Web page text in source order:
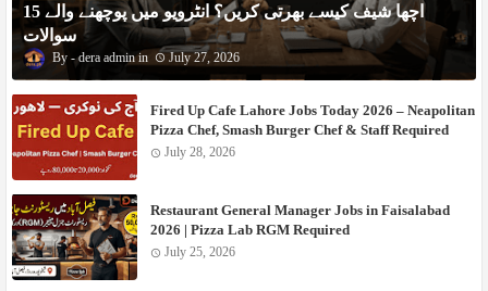
اچھا شیف کیسے بھرتی کریں؟ انٹرویو میں پوچھنے والے 15
سوالات
dera admin July 27, 2026
Fired Up Cafe Lahore Jobs Today 2026 – Neapolitan
Pizza Chef, Smash Burger Chef & Staff Required
July 28, 2026
Restaurant General Manager Jobs in Faisalabad
2026 | Pizza Lab RGM Required
July 25, 2026